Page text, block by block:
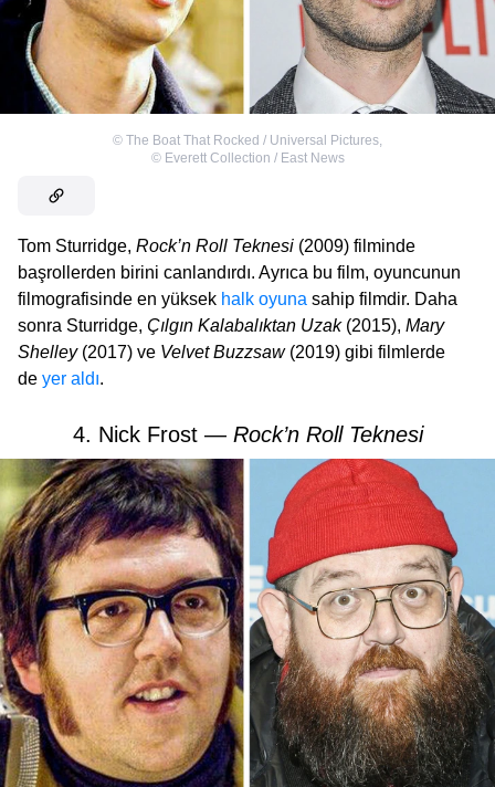
© The Boat That Rocked / Universal Pictures,
© Everett Collection / East News
Tom Sturridge, Rock’n Roll Teknesi (2009) filminde
başrollerden birini canlandırdı. Ayrıca bu film, oyuncunun
filmografisinde en yüksek halk oyuna sahip filmdir. Daha
sonra Sturridge, Çılgın Kalabalıktan Uzak(2015), Mary
Shelley(2017) ve Velvet Buzzsaw(2019) gibi filmlerde
de yer aldı.
4. Nick Frost — Rock’n Roll Teknesi